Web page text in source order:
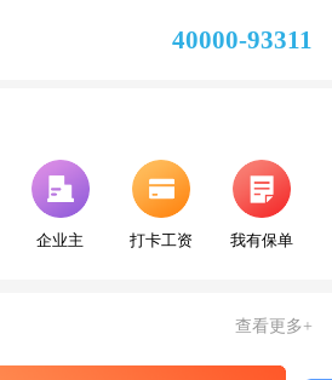
40000-93311
企业主 打卡工资 我有保单
查看更多+